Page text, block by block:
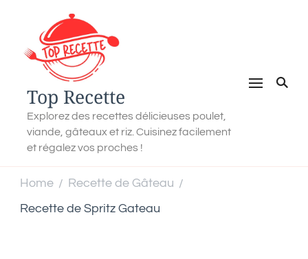
Top Recette
Explorez des recettes délicieuses poulet,
viande, gâteaux et riz. Cuisinez facilement
et régalez vos proches !
Home / Recette de Gâteau /
Recette de Spritz Gateau